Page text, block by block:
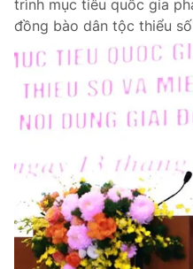
Giải sao mai
Sao
Làm đẹp
Chất lượng cuộc sống
Tuyển sinh
Học trực tuyến
Công nghệ
Hitech Công nghệ tương lai
Sản phẩm
Thị trường
Tư vấn
Giao lưu trực tuyến
Lịch phát sóng
Chuyên mục khác
Emagazine
trình mục tiêu quốc gia
đồng bào dân tộc thiểu